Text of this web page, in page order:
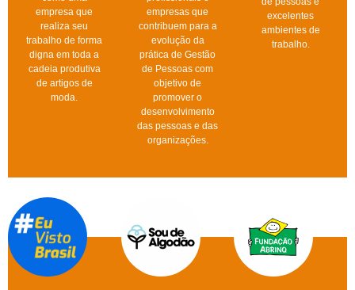
empresa que
realiza seu
trabalho de forma
digna em toda a
cadeia produtiva
de artigos de
moda.
empresas que
contribuem para a
evolução da
prática de Gestão
de Pessoas com
objetivo de
promover o
desenvolvimento
das pessoas e das
organizações.
excelentes
ambientes de
trabalho.